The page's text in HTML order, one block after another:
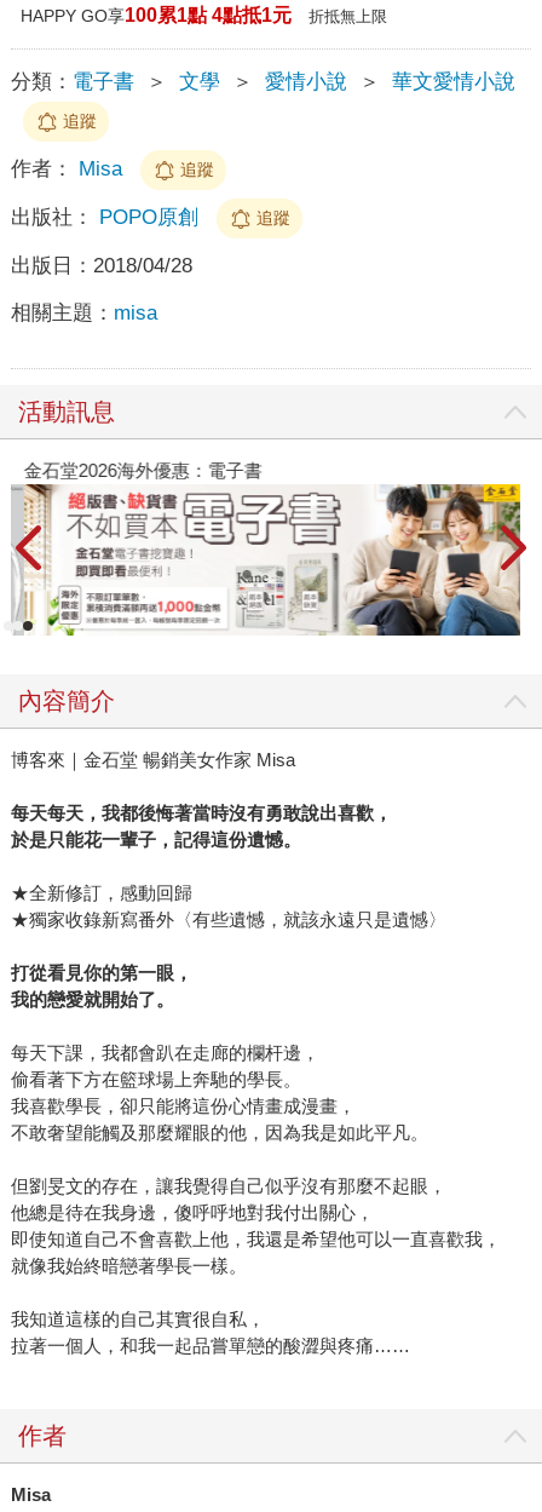
HAPPY GO享100累1點 4點抵1元 折抵無上限
分類： 電子書 ＞ 文學 ＞ 愛情小說 ＞ 華文愛情小說
追蹤
作者： Misa 追蹤
出版社： POPO原創 追蹤
出版日： 2018/04/28
相關主題： misa
活動訊息
金石堂2026海外優惠：電子書
內容簡介
博客來｜金石堂 暢銷美女作家 Misa
每天每天，我都後悔著當時沒有勇敢說出喜歡，
於是只能花一輩子，記得這份遺憾。
★全新修訂，感動回歸
★獨家收錄新寫番外〈有些遺憾，就該永遠只是遺憾〉
打從看見你的第一眼，
我的戀愛就開始了。
每天下課，我都會趴在走廊的欄杆邊，
偷看著下方在籃球場上奔馳的學長。
我喜歡學長，卻只能將這份心情畫成漫畫，
不敢奢望能觸及那麼耀眼的他，因為我是如此平凡。
但劉旻文的存在，讓我覺得自己似乎沒有那麼不起眼，
他總是待在我身邊，傻呼呼地對我付出關心，
即使知道自己不會喜歡上他，我還是希望他可以一直喜歡我，
就像我始終暗戀著學長一樣。
我知道這樣的自己其實很自私，
拉著一個人，和我一起品嘗單戀的酸澀與疼痛……
作者
Misa